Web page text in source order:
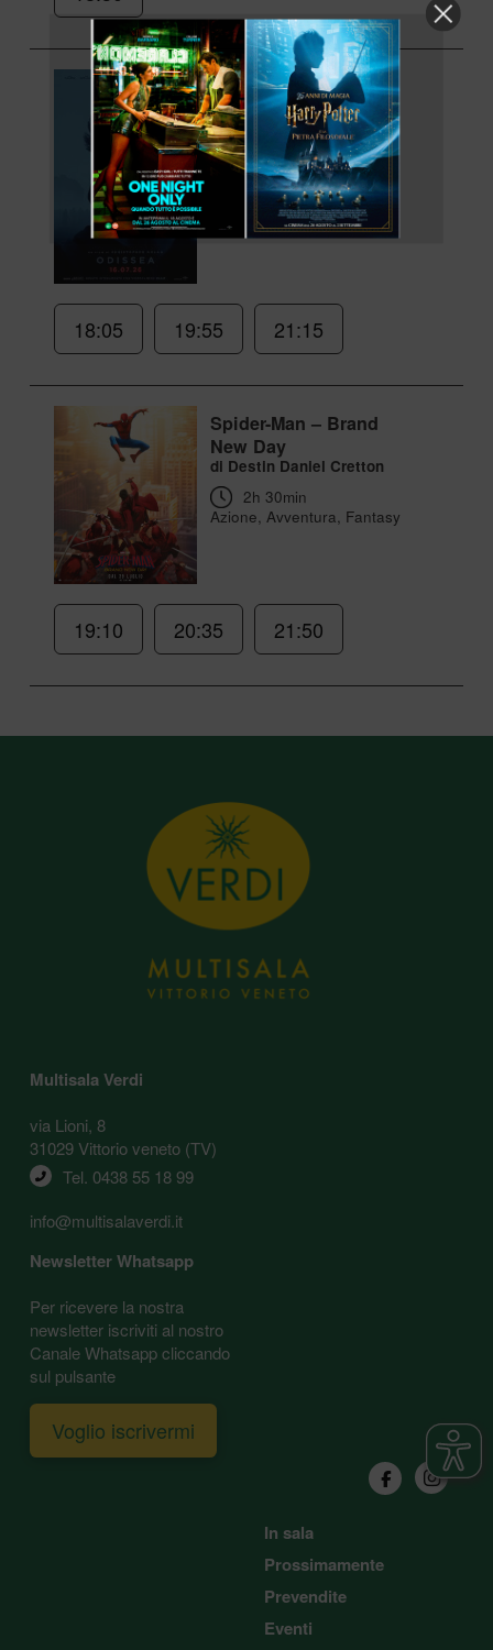
Odissea
di Christopher Nolan
2h 52min
Azione, Avventura
18:05 19:55 21:15
Spider-Man – Brand
New Day
di Destin Daniel Cretton
2h 30min
Azione, Avventura, Fantasy
19:10 20:35 21:50
Multisala Verdi
via Lioni, 8
31029 Vittorio veneto (TV)
Tel. 0438 55 18 99
info@multisalaverdi.it
Newsletter Whatsapp
Per ricevere la nostra
newsletter iscriviti al nostro
Canale Whatsapp cliccando
sul pulsante
Voglio iscrivermi
In sala
Prossimamente
Prevendite
Eventi